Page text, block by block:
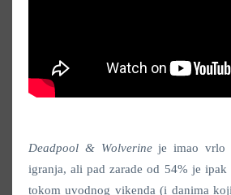
Deadpool & Wolverineje imao vrlo
igranja, ali pad zarade od 54% je ipak
tokom uvodnog vikenda (i danima